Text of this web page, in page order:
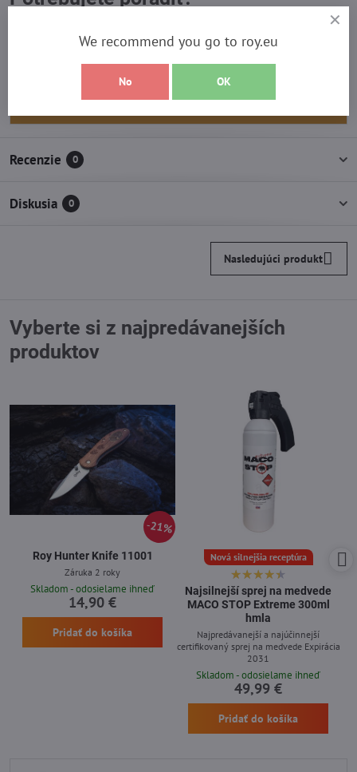
+421 911 734 775
info​@roy​.sk
Recenzie 0
Diskusia 0
Nasledujúci produkt
Vyberte si z najpredávanejších
produktov
21%
Roy Hunter Knife 11001
Záruka 2 roky
Skladom - odosielame ihneď
14,90 €
Pridať do košíka
Nová silnejšia receptúra
Najsilnejší sprej na medvede
MACO STOP Extreme 300ml
hmla
Najpredávanejší a najúčinnejší
certifikovaný sprej na medvede Expirácia
2031
Skladom - odosielame ihneď
49,99 €
Pridať do košíka
We recommend you go to roy.eu
No OK